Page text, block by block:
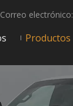
electrónico:
Productos